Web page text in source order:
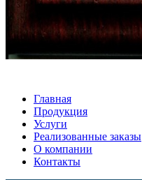
Главная
Продукция
Услуги
Реализованные заказы
О компании
Контакты